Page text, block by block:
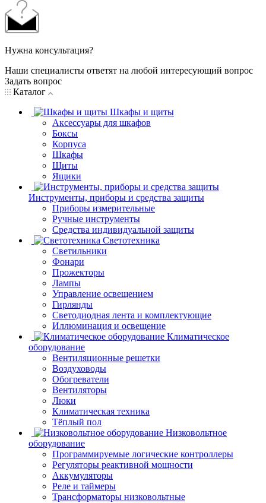
Нужна консультация?
Наши специалисты ответят на любой интересующий вопрос
Задать вопрос
Каталог
Шкафы и щиты
Аксессуары для шкафов
Боксы
Корпуса
Шкафы
Щиты
Ящики
Инструменты, приборы и средства защиты
Приборы измерительные
Ручные инструменты
Средства индивидуальной защиты
Светотехника
Светильники
Фонари
Прожекторы
Лампы
Управление освещением
Гирлянды
Светодиодная лента и комплектующие
Иллюминация и освещение
Климатическое
оборудование
Вентиляционные решетки
Воздуховоды
Обогреватели
Вентиляторы
Люки
Климатическая техника
Тёплый пол
Низковольтное
оборудование
Программируемые логические контроллеры
Регуляторы реактивной мощности
Аккумуляторы
Реле и таймеры
Трансформаторы низковольтные